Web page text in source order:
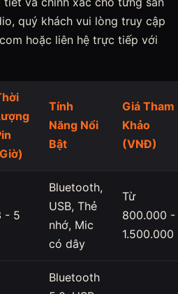
quý khách vui lòng truy cập
hoặc liên hệ trực tiếp với
Tính
Năng Nổi
Bật
Giá Tham
Khảo
(VNĐ)
- 5
Bluetooth,
USB, Thẻ
nhớ, Mic
có dây
Từ
800.000 -
1.500.000
Bluetooth